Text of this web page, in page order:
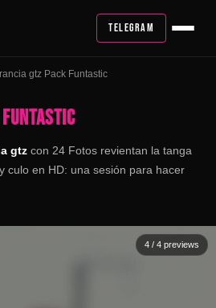
TELEGRAM
gtz Pack Funtastic
FUNTASTIC
gtz con 24 Fotos revientan la tanga
culo en HD: una sesión para hacer
4 / 4 previews